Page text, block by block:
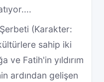
(Karakter:
sahip iki
ve Fatih'in yıldırım
ardından gelişen